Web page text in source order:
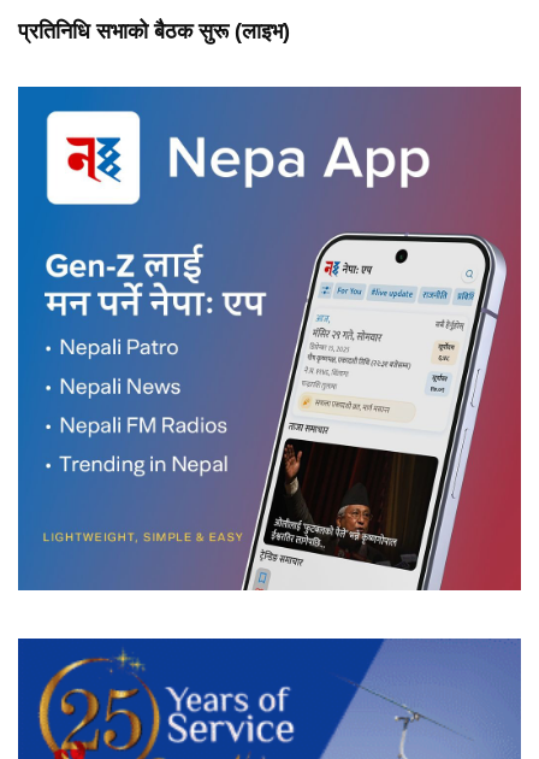
प्रतिनिधि सभाको बैठक सुरू (लाइभ)